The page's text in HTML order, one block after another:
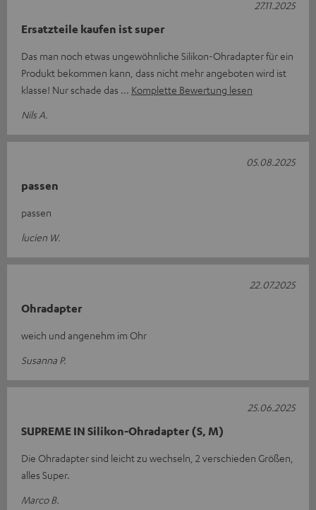
Ersatzteile kaufen ist super
Das man noch etwas ungewöhnliche Silikon-Ohradapter für ein
Produkt bekommen kann, dass nicht mehr angeboten wird ist
klasse! Nur schade das
Komplette Bewertung lesen
Nils A.
27.11.2025
passen
passen
lucien W.
05.08.2025
Ohradapter
weich und angenehm im Ohr
Susanna P.
22.07.2025
SUPREME IN Silikon-Ohradapter (S, M)
Die Ohradapter sind leicht zu wechseln, 2 verschieden Größen,
alles Super.
Marco B.
25.06.2025